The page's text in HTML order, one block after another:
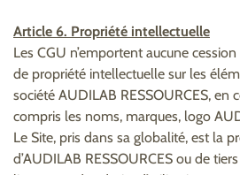
Article 6. Propriété intellectuelle
Les CGU n’emportent aucune
de propriété intellectuelle sur les
société AUDILAB RESSOURCES, en
compris les noms, marques, logo
Le Site, pris dans sa globalité, est la
d’AUDILAB RESSOURCES ou de